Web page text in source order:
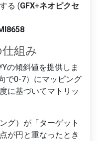
る (GFX+ネオピクセ
組み
の傾斜値を提供しま
で0-7）にマッピング
に基づいてマトリッ
グ）が「ターゲット
が円と重なったとき